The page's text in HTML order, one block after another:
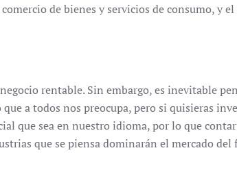
de bienes y servicios de consumo, y
rentable. Sin embargo, es inevitable
a todos nos preocupa, pero si quisieras
que sea en nuestro idioma, por lo que
que se piensa dominarán el mercado del